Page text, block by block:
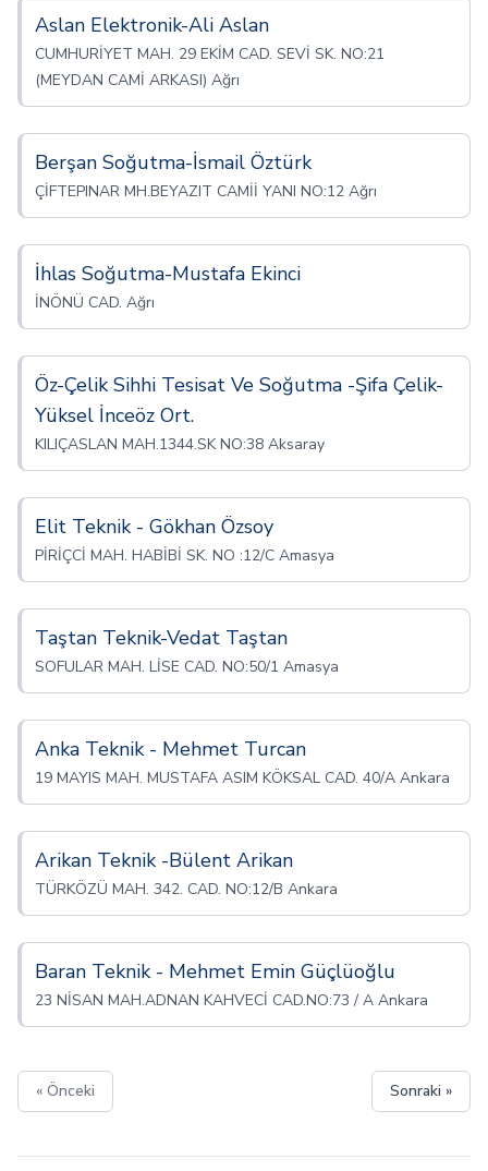
Aslan Elektronik-Ali Aslan
CUMHURİYET MAH. 29 EKİM CAD. SEVİ SK. NO:21
(MEYDAN CAMİ ARKASI) Ağrı
Berşan Soğutma-İsmail Öztürk
ÇİFTEPINAR MH.BEYAZIT CAMİİ YANI NO:12 Ağrı
İhlas Soğutma-Mustafa Ekinci
İNÖNÜ CAD. Ağrı
Öz-Çelik Sihhi Tesisat Ve Soğutma -Şifa Çelik-
Yüksel İnceöz Ort.
KILIÇASLAN MAH.1344.SK NO:38 Aksaray
Elit Teknik - Gökhan Özsoy
PİRİÇCİ MAH. HABİBİ SK. NO :12/C Amasya
Taştan Teknik-Vedat Taştan
SOFULAR MAH. LİSE CAD. NO:50/1 Amasya
Anka Teknik - Mehmet Turcan
19 MAYIS MAH. MUSTAFA ASIM KÖKSAL CAD. 40/A Ankara
Arikan Teknik -Bülent Arikan
TÜRKÖZÜ MAH. 342. CAD. NO:12/B Ankara
Baran Teknik - Mehmet Emin Güçlüoğlu
23 NİSAN MAH.ADNAN KAHVECİ CAD.NO:73 / A Ankara
« Önceki Sonraki »